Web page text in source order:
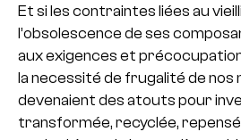
Et si les contraintes liées au
l’obsolescence de ses
aux exigences et
la necessité de frugalité de nos
devenaient des atouts pour
transformée, recyclée,